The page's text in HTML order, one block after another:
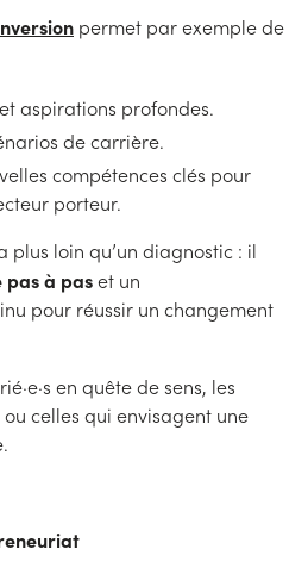
permet par exemple de
aspirations profondes.
de carrière.
compétences clés pour
porteur.
plus loin qu’un diagnostic : il
pas à paset un
pour réussir un changement
en quête de sens, les
celles qui envisagent une